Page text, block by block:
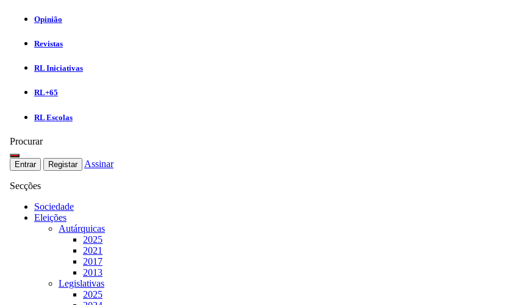
Opinião
Revistas
RL Iniciativas
RL+65
RL Escolas
Procurar
Entrar Registar Assinar
Secções
Sociedade
Eleições
Autárquicas
2025
2021
2017
2013
Legislativas
2025